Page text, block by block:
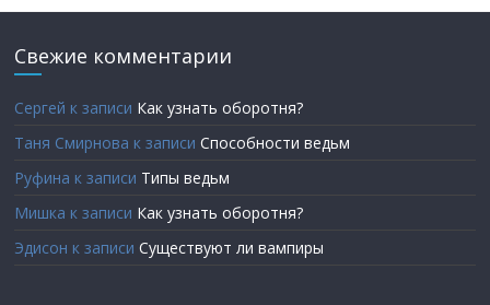
Свежие комментарии
Сергей к записи Как узнать оборотня?
Таня Смирнова к записиСпособности ведьм
Руфина к записи Типы ведьм
Мишка к записи Как узнать оборотня?
Эдисон к записиСуществуют ли вампиры